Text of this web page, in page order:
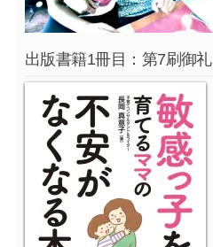
出版書籍1冊目：第7刷御礼